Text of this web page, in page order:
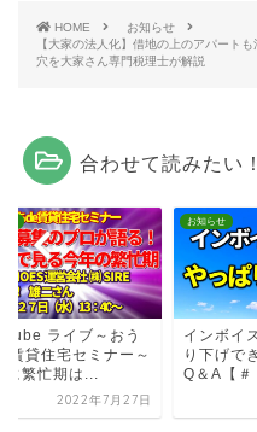
HOME
お知らせ
【大家の法人化】借地の上のアパート
穴を大家さん専門税理士が解説
合わせて読みたい！
ライブ～おう
賃貸住宅セミナー～
に繁忙期は...
2022年7月27日
お知らせ
インボイ
り下げで
Q＆A【＃